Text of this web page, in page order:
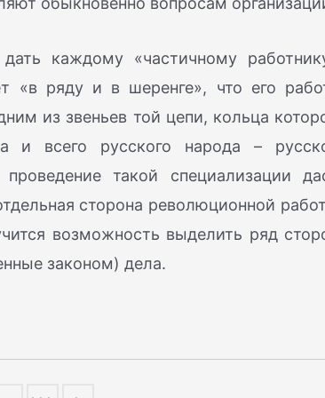
каждому «частичному
«в ряду и в шеренге», что его
из звеньев той цепи, кольца
и всего русского народа –
такой специализации
сторона революционной
возможность выделить ряд
законом) дела.